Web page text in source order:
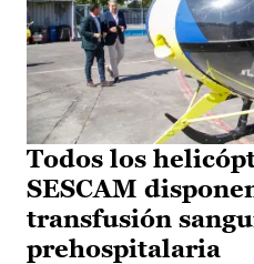
Todos los
SESCAM
transfusión
prehospitalaria